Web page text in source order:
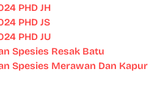
PHD JH
PHD JS
PHD JU
Spesies Resak Batu
Spesies Merawan Dan Kapur